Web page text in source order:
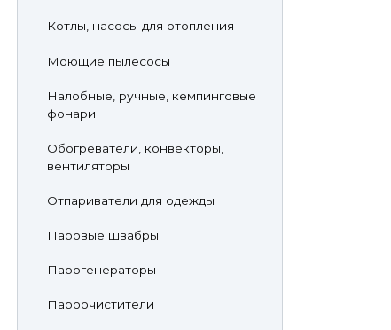
Котлы, насосы для отопления
Моющие пылесосы
Налобные, ручные, кемпинговые
фонари
Обогреватели, конвекторы,
вентиляторы
Отпариватели для одежды
Паровые швабры
Парогенераторы
Пароочистители